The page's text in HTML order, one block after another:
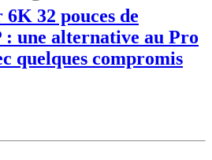
32 pouces de
: une alternative au Pro
quelques compromis